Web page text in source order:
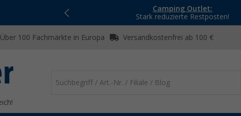
Camping Outlet:
Stark reduzierte Restposten!
Über 100 Fachmärkte in Europa Versandkostenfrei ab 100 €